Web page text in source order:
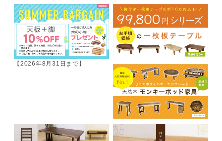
【2026年8月31日まで】